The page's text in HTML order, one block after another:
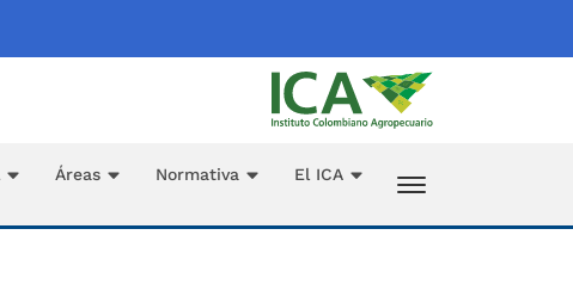
Áreas Normativa El ICA